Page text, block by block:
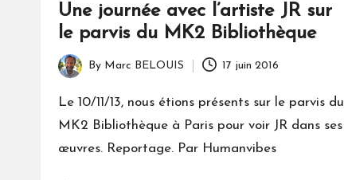
Une journée avec l’artiste JR sur
le parvis du MK2 Bibliothèque
Posted
by
By Marc BELOUIS 17 juin 2016
Le 10/11/13, nous étions présents sur le parvis du
MK2 Bibliothèque à Paris pour voir JR dans ses
œuvres. Reportage. Par Humanvibes